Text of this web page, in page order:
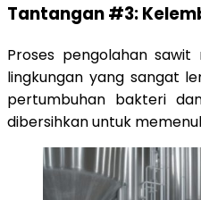
Tantangan #3:
Proses pengolahan
lingkungan yang sangat
pertumbuhan bakteri
dibersihkan untuk